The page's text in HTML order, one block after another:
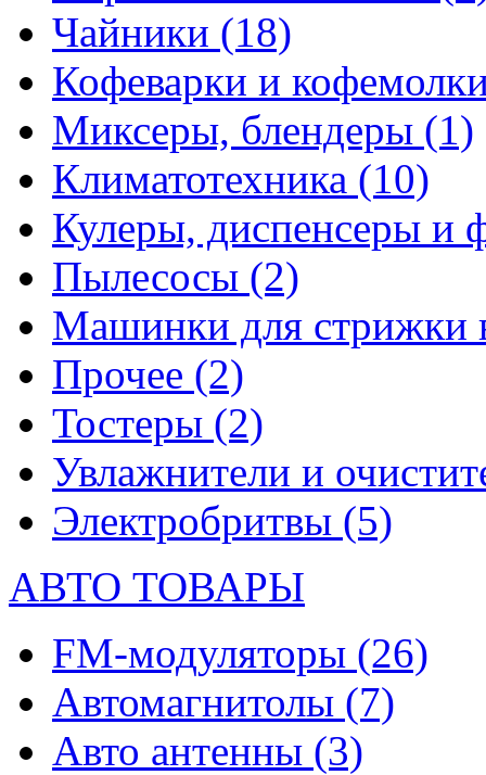
Чайники (18)
Кофеварки и
Миксеры, блендеры (1)
Климатотехника (10)
Кулеры, диспенсеры и
Пылесосы (2)
Машинки для стрижки
Прочее (2)
Тостеры (2)
Увлажнители и
Электробритвы (5)
АВТО ТОВАРЫ
FM-модуляторы (26)
Автомагнитолы (7)
Авто антенны (3)